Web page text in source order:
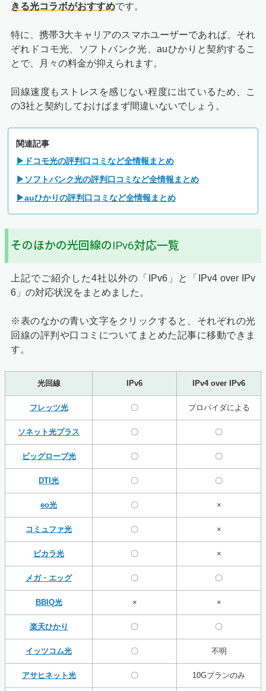
きる光コラボがおすすめです。
特に、携帯3大キャリアのスマホユーザーであれば、それ
ぞれドコモ光、ソフトバンク光、auひかりと契約するこ
とで、月々の料金が抑えられます。
回線速度もストレスを感じない程度に出ているため、こ
の3社と契約しておけばまず間違いないでしょう。
関連記事
▶ドコモ光の評判口コミなど全情報まとめ
▶ソフトバンク光の評判口コミなど全情報まとめ
▶auひかりの評判口コミなど全情報まとめ
そのほかの光回線のIPv6対応一覧
上記でご紹介した4社以外の「IPv6」と「IPv4 over IPv
6」の対応状況をまとめました。
※表のなかの青い文字をクリックすると、それぞれの光
回線の評判や口コミについてまとめた記事に移動できま
す。
光回線 IPv6 IPv4 over IPv6
フレッツ光 〇 プロバイダによる
ソネット光プラス 〇 〇
ビッグローブ光 〇 〇
DTI光 〇 〇
eo光 〇 ×
コミュファ光 〇 ×
ピカラ光 〇 ×
メガ・エッグ 〇 〇
BBIQ光 × ×
楽天ひかり 〇 〇
イッツコム光 〇 不明
アサヒネット光 〇 10Gプランのみ